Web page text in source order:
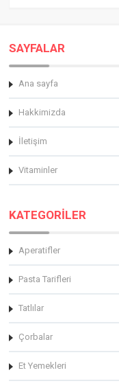
SAYFALAR
Ana sayfa
Hakkimizda
İletişim
Vitaminler
KATEGORİLER
Aperatifler
Pasta Tarifleri
Tatlılar
Çorbalar
Et Yemekleri